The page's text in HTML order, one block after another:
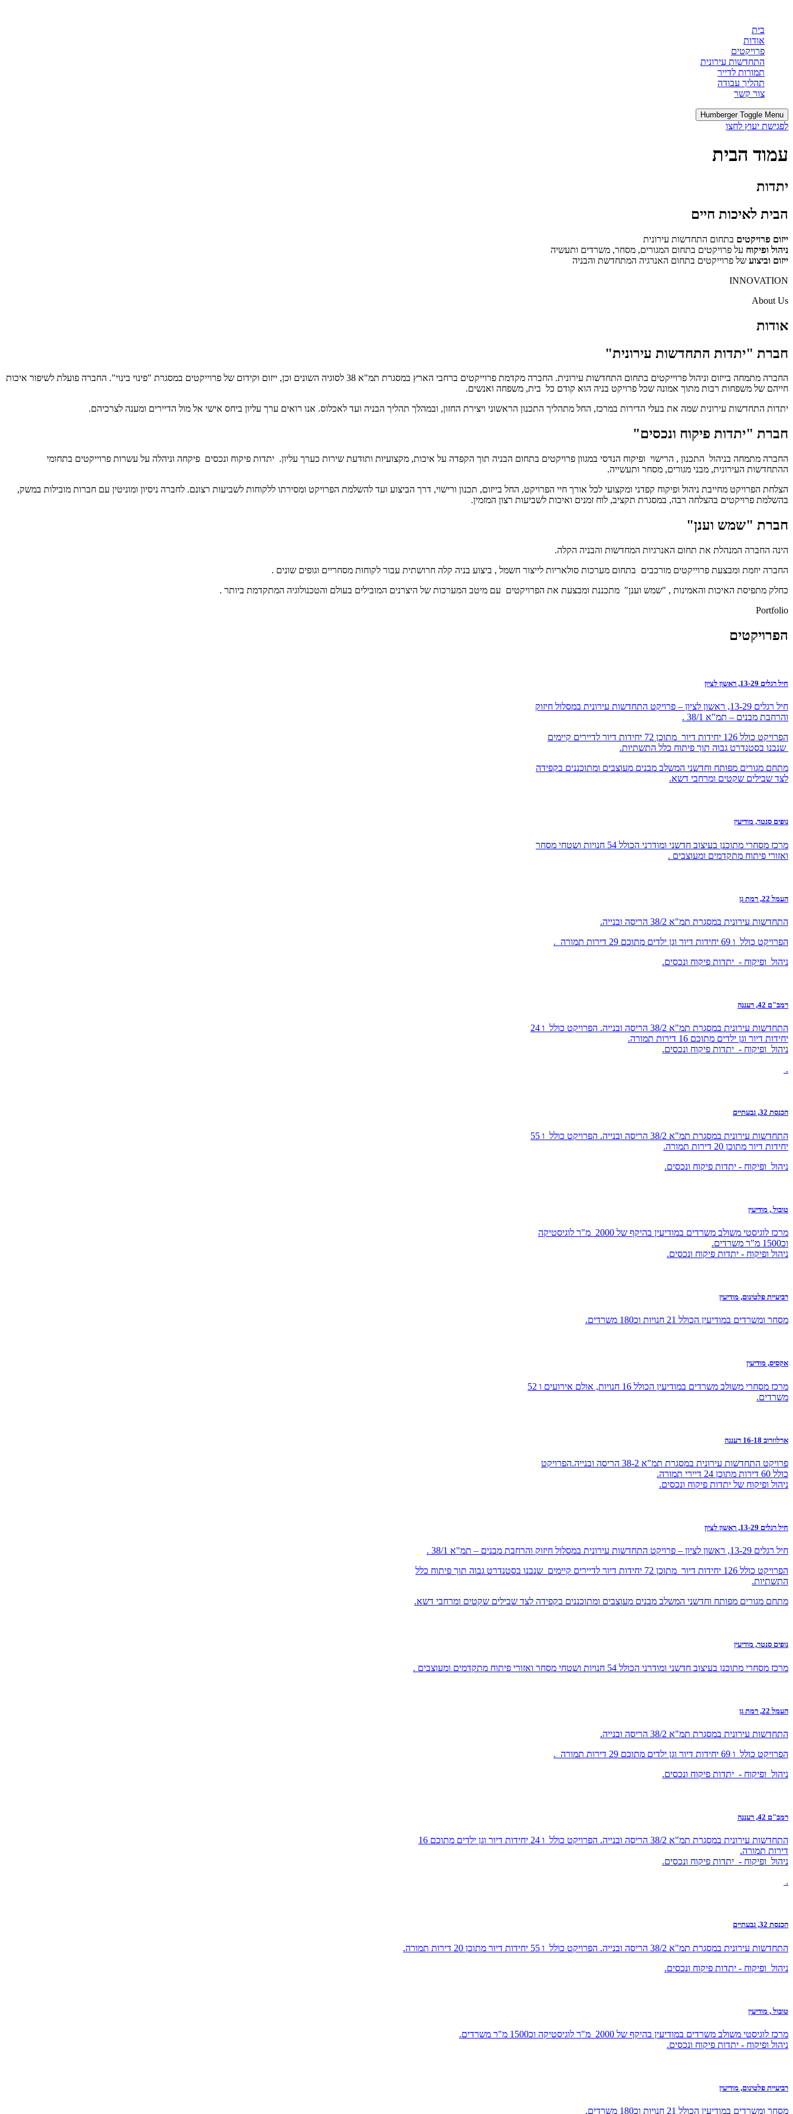
בית
אודות
פרויקטים
התחדשות עירונית
תמורות לדייר
תהליך עבודה
צור קשר
Humberger Toggle Menu
לפגישת יעוץ לחצו
עמוד הבית
יתדות
הבית לאיכות חיים
ייזום פרויקטים בתחום התחדשות עירונית
ניהול ופיקוח על פרויקטים בתחום המגורים, מסחר, משרדים ותעשיה
ייזום וביצוע של פרוייקטים בתחום האנרגיה המתחדשת והבניה
INNOVATION
About Us
אודות
חברת "יתדות התחדשות עירונית"
החברה מתמחה בייזום וניהול פרוייקטים בתחום התחדשות עירונית. החברה מקדמת פרוייקטים ברחבי הארץ במסגרת תמ"א 38 לסוגיה השונים וכן, ייזום וקידום של פרוייקטים במסגרת "פינוי בינוי". החברה פועלת לשיפור איכות
חייהם של משפחות רבות מתוך אמונה שכל פרויקט בניה הוא קודם כל בית, משפחה ואנשים.
יתדות התחדשות עירונית שמה את בעלי הדירות במרכז, החל מתהליך התכנון הראשוני ויצירת החזון, ובמהלך תהליך הבניה ועד לאכלוס. אנו רואים ערך עליון ביחס אישי אל מול הדיירים ומענה לצרכיהם.
חברת "יתדות פיקוח ונכסים"
החברה מתמחה בניהול התכנון , הרישוי ופיקוח הנדסי במגוון פרויקטים בתחום הבניה תוך הקפדה על איכות, מקצועיות ותודעת שירות כערך עליון. יתדות פיקוח ונכסים פיקחה וניהלה על עשרות פרוייקטים בתחומי
ההתחדשות העירונית, מבני מגורים, מסחר ותעשייה.
הצלחת הפרויקט מחייבת ניהול ופיקוח קפדני ומקצועי לכל אורך חיי הפרויקט, החל בייזום, תכנון ורישוי, דרך הביצוע ועד להשלמת הפרויקט ומסירתו ללקוחות לשביעות רצונם. לחברה ניסיון ומוניטין עם חברות מובילות במשק,
בהשלמת פרויקטים בהצלחה רבה, במסגרת תקציב, לוח זמנים ואיכות לשביעות רצון המזמין.
חברת "שמש וענן"
הינה החברה המנהלת את תחום האנרגיות המחדשות והבניה הקלה.
החברה יוזמת ומבצעת פרוייקטים מורכבים בתחום מערכות סולאריות לייצור חשמל , ביצוע בניה קלה חרושתית עבור לקוחות מסחריים וגופים שונים .
כחלק מתפיסת האיכות והאמינות , "שמש וענן" מתכננת ומבצעת את הפרויקטים עם מיטב המערכות של היצרנים המובילים בעולם והטכנולוגיה המתקדמת ביותר .
Portfolio
הפרויקטים
חיל רגלים 13-29, ראשון לציון
חיל רגלים 13-29, ראשון לציון – פרויקט התחדשות עירונית במסלול חיזוק
והרחבת מבנים – תמ"א 38/1 .
הפרויקט כולל 126 יחידות דיור מתוכן 72 יחידות דיור לדיירים קיימים
שנבנו בסטנדרט גבוה תוך פיתוח כלל התשתיות.
מתחם מגורים מפותח וחדשני המשלב מבנים מעוצבים ומתוכננים בקפידה
לצד שבילים שקטים ומרחבי דשא.
נופים סנטר, מודיעין
מרכז מסחרי מתוכנן בעיצוב חדשני ומודרני הכולל 54 חנויות ושטחי מסחר
ואזורי פיתוח מתקדמים ומעוצבים .
העמל 22, רמת גן
התחדשות עירונית במסגרת תמ"א 38/2 הריסה ובנייה.
הפרויקט כולל ו 69 יחידות דיור וגן ילדים מתוכם 29 דירות תמורה .
ניהול ופיקוח - יתדות פיקוח ונכסים.
רמב"ם 42, רעננה
התחדשות עירונית במסגרת תמ"א 38/2 הריסה ובנייה. הפרויקט כולל ו 24
יחידות דיור וגן ילדים מתוכם 16 דירות תמורה.
ניהול ופיקוח - יתדות פיקוח ונכסים.
.
הכנסת 32, גבעתיים
התחדשות עירונית במסגרת תמ"א 38/2 הריסה ובנייה. הפרויקט כולל ו 55
יחידות דיור מתוכן 20 דירות תמורה.
ניהול ופיקוח - יתדות פיקוח ונכסים.
טובול , מודיעין
מרכז לוגיסטי משולב משרדים במודיעין בהיקף של 2000 מ"ר לוגיסטיקה
וכ1500 מ"ר משרדים.
ניהול ופיקוח - יתדות פיקוח ונכסים.
רביעיית פלטינום, מודיעין
מסחר ומשרדים במודיעין הכולל 21 חנויות וכ180 משרדים.
אקסיס, מודיעין
מרכז מסחרי משולב משרדים במודיעין הכולל 16 חנויות, אולם אירועים ו 52
משרדים.
ארלוזרוב 16-18 רעננה
פרויקט התחדשות עירונית במסגרת תמ"א 38-2 הריסה ובנייה.הפרויקט
כולל 60 דירות מתוכן 24 דיירי תמורה.
ניהול ופיקוח של יתדות פיקוח ונכסים.
חיל רגלים 13-29, ראשון לציון
חיל רגלים 13-29, ראשון לציון – פרויקט התחדשות עירונית במסלול חיזוק והרחבת מבנים – תמ"א 38/1 .
הפרויקט כולל 126 יחידות דיור מתוכן 72 יחידות דיור לדיירים קיימים שנבנו בסטנדרט גבוה תוך פיתוח כלל
התשתיות.
מתחם מגורים מפותח וחדשני המשלב מבנים מעוצבים ומתוכננים בקפידה לצד שבילים שקטים ומרחבי דשא.
נופים סנטר, מודיעין
מרכז מסחרי מתוכנן בעיצוב חדשני ומודרני הכולל 54 חנויות ושטחי מסחר ואזורי פיתוח מתקדמים ומעוצבים .
העמל 22, רמת גן
התחדשות עירונית במסגרת תמ"א 38/2 הריסה ובנייה.
הפרויקט כולל ו 69 יחידות דיור וגן ילדים מתוכם 29 דירות תמורה .
ניהול ופיקוח - יתדות פיקוח ונכסים.
רמב"ם 42, רעננה
התחדשות עירונית במסגרת תמ"א 38/2 הריסה ובנייה. הפרויקט כולל ו 24 יחידות דיור וגן ילדים מתוכם 16
דירות תמורה.
ניהול ופיקוח - יתדות פיקוח ונכסים.
.
הכנסת 32, גבעתיים
התחדשות עירונית במסגרת תמ"א 38/2 הריסה ובנייה. הפרויקט כולל ו 55 יחידות דיור מתוכן 20 דירות תמורה.
ניהול ופיקוח - יתדות פיקוח ונכסים.
טובול , מודיעין
מרכז לוגיסטי משולב משרדים במודיעין בהיקף של 2000 מ"ר לוגיסטיקה וכ1500 מ"ר משרדים.
ניהול ופיקוח - יתדות פיקוח ונכסים.
רביעיית פלטינום, מודיעין
מסחר ומשרדים במודיעין הכולל 21 חנויות וכ180 משרדים.